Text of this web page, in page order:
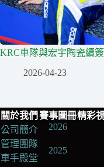
KRC車隊與宏宇陶瓷續
2026-04-23
關於我們
公司簡介
管理團隊
車手殿堂
賽事圖冊
2026
2025
精彩